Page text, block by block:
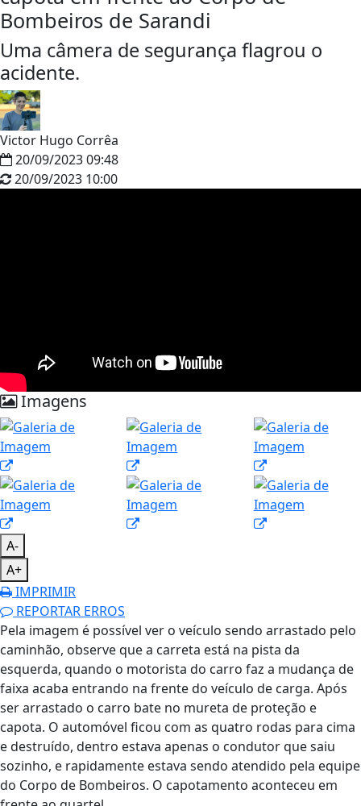
Bombeiros de Sarandi
Uma câmera de segurança flagrou o
acidente.
Victor Hugo Corrêa
20/09/2023 09:48
20/09/2023 10:00
Imagens
A-
A+
IMPRIMIR
REPORTAR ERROS
Pela imagem é possível ver o veículo sendo arrastado pelo
caminhão, observe que a carreta está na pista da
esquerda, quando o motorista do carro faz a mudança de
faixa acaba entrando na frente do veículo de carga. Após
ser arrastado o carro bate no mureta de proteção e
capota. O automóvel ficou com as quatro rodas para cima
e destruído, dentro estava apenas o condutor que saiu
sozinho, e rapidamente estava sendo atendido pela equipe
do Corpo de Bombeiros. O capotamento aconteceu em